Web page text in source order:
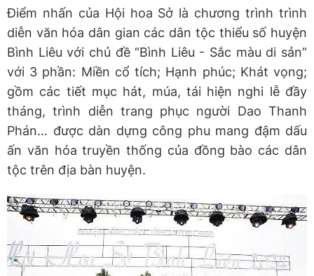
Điểm nhấn của Hội hoa Sở là chương trình trình
diễn văn hóa dân gian các dân tộc thiểu số huyện
Bình Liêu với chủ đề “Bình Liêu - Sắc màu di sản”
với 3 phần: Miền cổ tích; Hạnh phúc; Khát vọng;
gồm các tiết mục hát, múa, tái hiện nghi lễ đầy
tháng, trình diễn trang phục người Dao Thanh
Phán… được dàn dựng công phu mang đậm dấu
ấn văn hóa truyền thống của đồng bào các dân
tộc trên địa bàn huyện.